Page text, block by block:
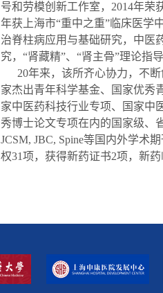
号和劳模创新工作室，2014年荣
年获上海市“重中之重”临床医学
治脊柱病应用与基础研究，中医
究，“肾藏精”、“肾主骨”理论指
20年来，该所齐心协力，不
家杰出青年科学基金、国家优秀
家中医药科技行业专项、国家中
秀博士论文专项在内的国家级、
JCSM, JBC, Spine等国内外学术
权31项，获得新药证书2项，新